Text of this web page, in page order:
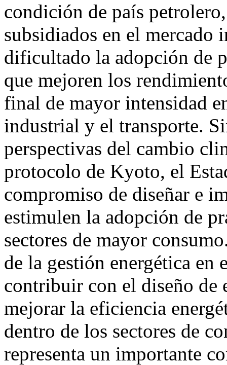
condición de país
subsidiados en el mercado
dificultado la adopción de
que mejoren los
final de mayor intensidad
industrial y el transporte.
perspectivas del cambio
protocolo de Kyoto, el
compromiso de diseñar e
estimulen la adopción de
sectores de mayor
de la gestión energética en
contribuir con el diseño de
mejorar la eficiencia
dentro de los sectores de
representa un importante